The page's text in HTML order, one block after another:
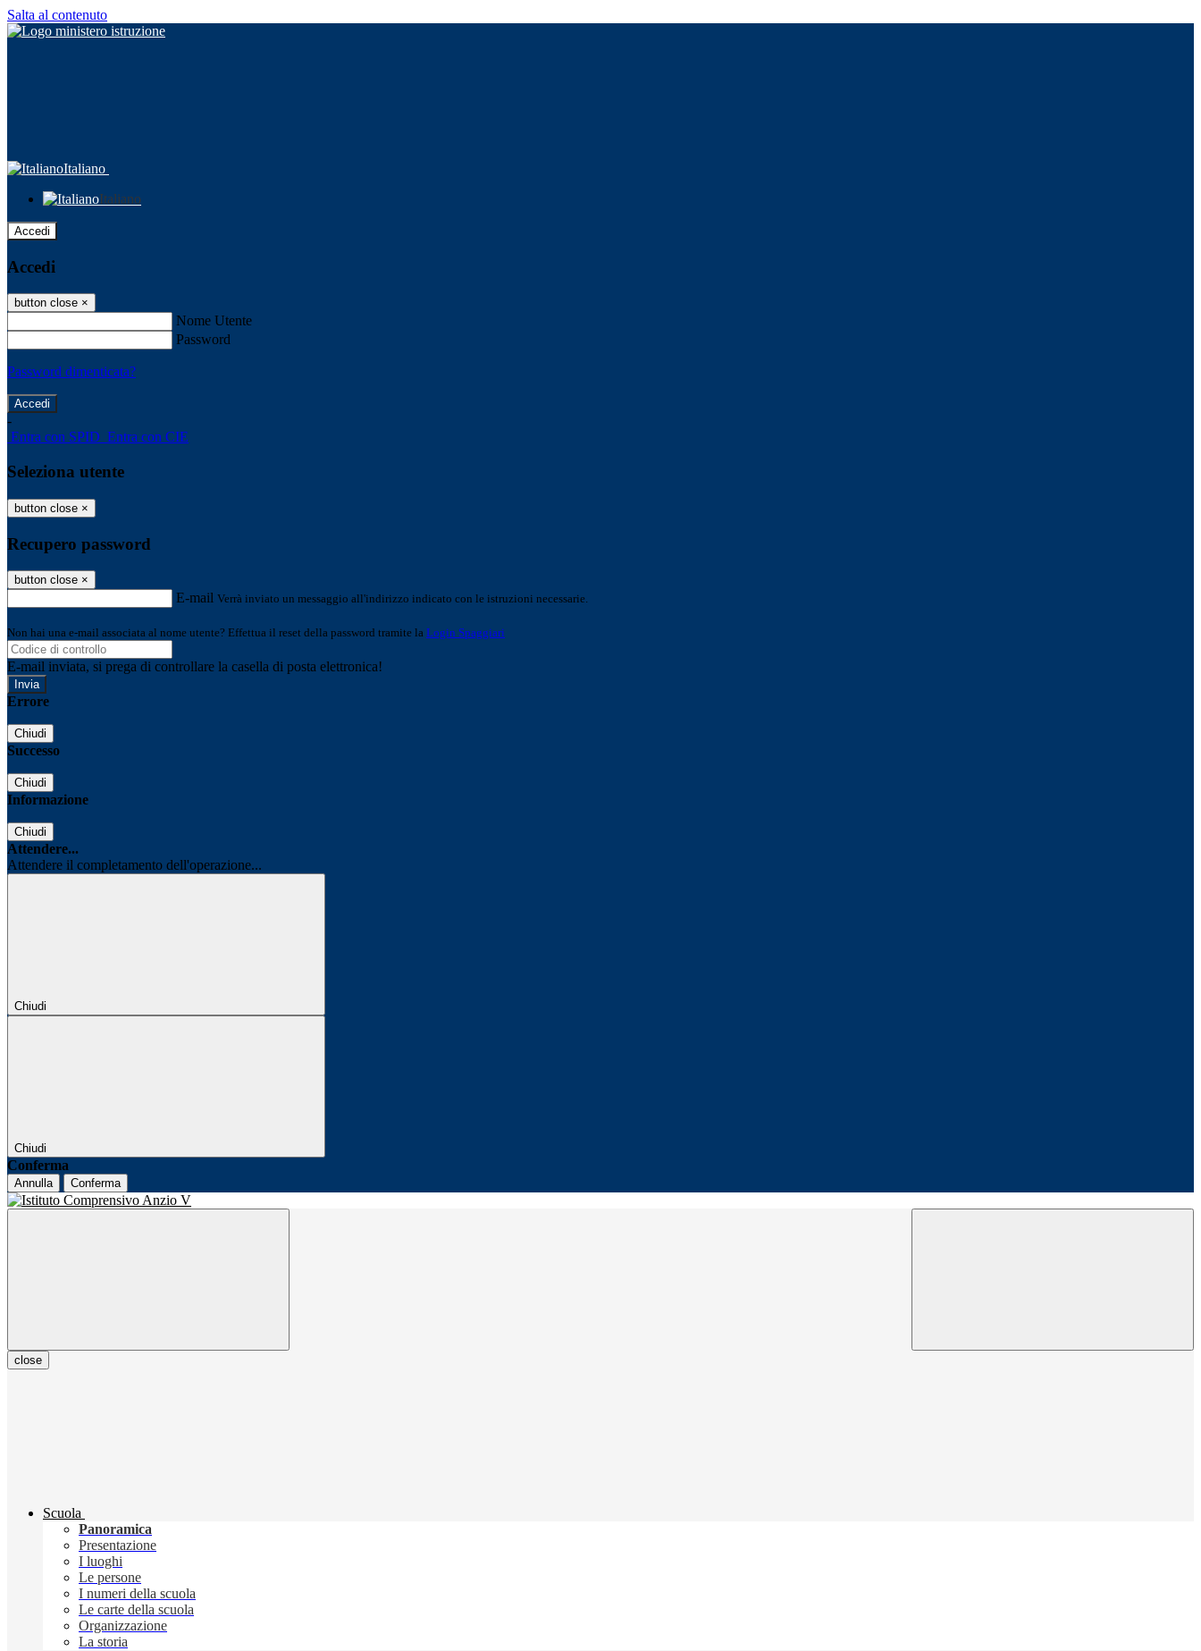
Salta al contenuto
Italiano
Italiano
Accedi
Accedi
button close ×
Nome Utente
Password
Password dimenticata?
-
Entra con SPID Entra con CIE
Seleziona utente
button close ×
Recupero password
button close ×
E-mail Verrà inviato un messaggio all'indirizzo indicato con le istruzioni necessarie.
Non hai una e-mail associata al nome utente? Effettua il reset della password tramite la Login Spaggiari
E-mail inviata, si prega di controllare la casella di posta elettronica!
Errore
Chiudi
Successo
Chiudi
Informazione
Chiudi
Attendere...
Attendere il completamento dell'operazione...
Chiudi
Chiudi
Conferma
Annulla Conferma
close
Scuola
Panoramica
Presentazione
I luoghi
Le persone
I numeri della scuola
Le carte della scuola
Organizzazione
La storia